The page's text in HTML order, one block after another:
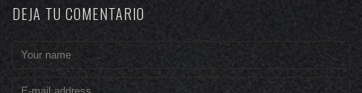
DEJA TU COMENTARIO